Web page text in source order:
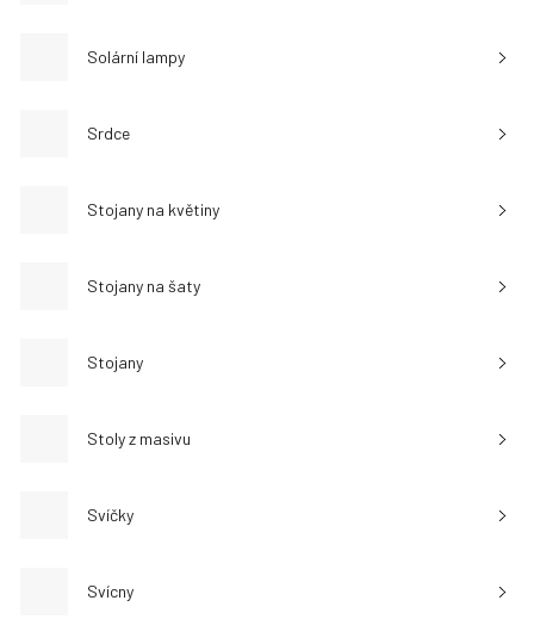
Solární lampy
Srdce
Stojany na květiny
Stojany na šaty
Stojany
Stoly z masivu
Svíčky
Svícny